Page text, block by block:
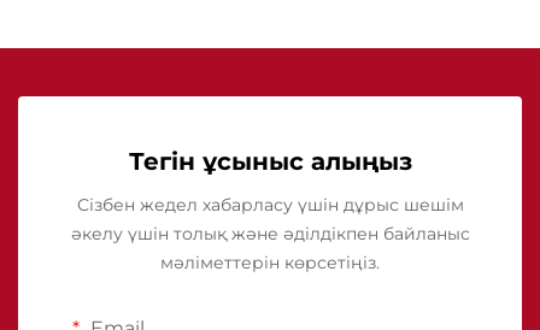
Тегін ұсыныс алыңыз
Сізбен жедел хабарласу үшін дұрыс шешім
әкелу үшін толық және әділдікпен байланыс
мәліметтерін көрсетіңіз.